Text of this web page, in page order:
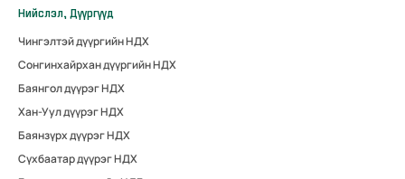
Нийслэл, Дүүргүүд
Чингэлтэй дүүргийн НДХ
Сонгинхайрхан дүүргийн НДХ
Баянгол дүүрэг НДХ
Хан-Уул дүүрэг НДХ
Баянзүрх дүүрэг НДХ
Сүхбаатар дүүрэг НДХ